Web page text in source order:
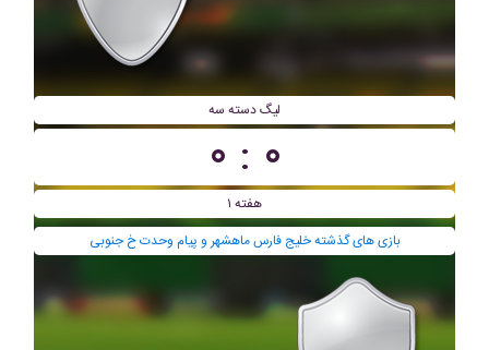
ليگ دسته سه
۰ : ۰
هفته ۱
بازی های گذشته خلیج فارس ماهشهر و پیام وحدت خ جنوبی